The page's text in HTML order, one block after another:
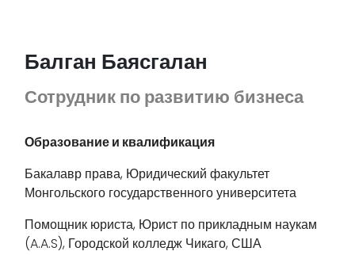
Балган Баясгалан
Сотрудник по развитию бизнеса
Образование и квалификация
Бакалавр права, Юридический факультет
Монгольского государственного университета
Помощник юриста, Юрист по прикладным наукам
(A.A.S), Городской колледж Чикаго, США